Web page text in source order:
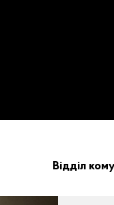
Відділ